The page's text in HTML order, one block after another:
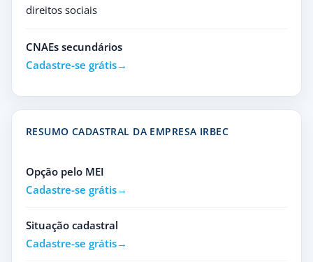
direitos sociais
CNAEs secundários
Cadastre-se grátis
RESUMO CADASTRAL DA EMPRESA IRBEC
Opção pelo MEI
Cadastre-se grátis
Situação cadastral
Cadastre-se grátis